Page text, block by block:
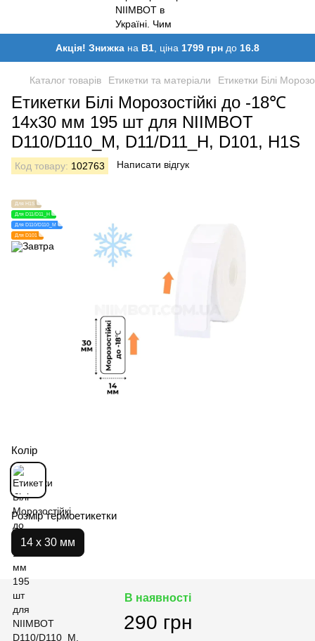
Акція! Знижка на B1 , ціна 1799 грн до 16.8
Каталог товарів Етикетки та матеріали Етикетки Білі
Етикетки Білі Морозостійкі до -18℃
14х30 мм 195 шт для NIIMBOT
D110/D110_M, D11/D11_H, D101, H1S
Код товару: 102763 Написати відгук
Для H1S
Для D11/D11_H
Для D110/D110_M
Для D101
Колір
Розмір термоетикетки
14 х 30 мм
В наявності
290 грн